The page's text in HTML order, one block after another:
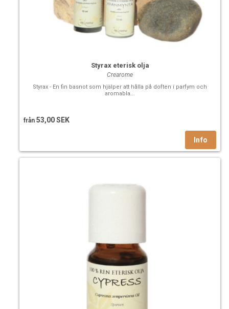
Styrax eterisk olja
Crearome
Styrax - En fin basnot som hjälper att hålla på doften i parfym­ och
aromabla...
från 53,00 SEK